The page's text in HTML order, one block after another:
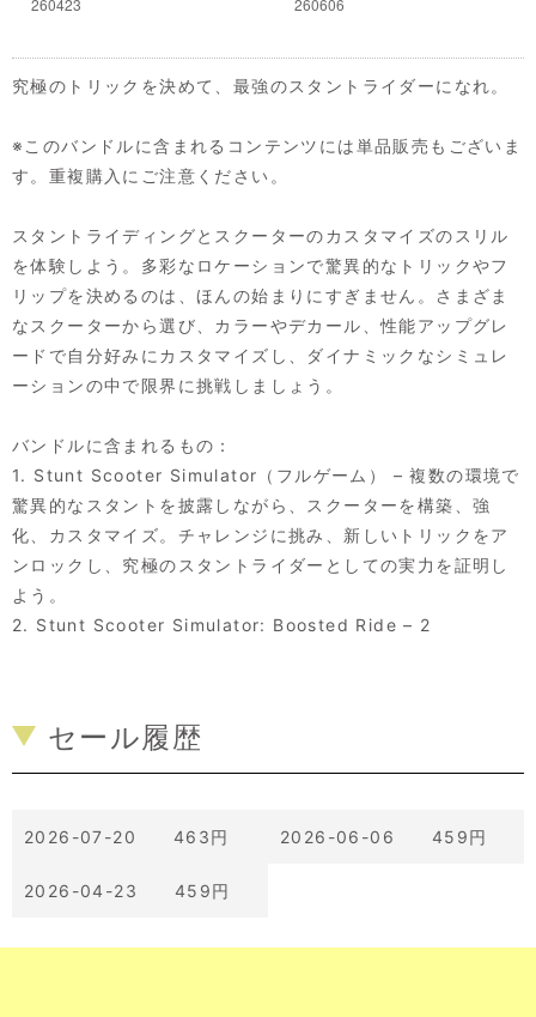
究極のトリックを決めて、最強のスタントライダーになれ。
※このバンドルに含まれるコンテンツには単品販売もございま
す。重複購入にご注意ください。
スタントライディングとスクーターのカスタマイズのスリル
を体験しよう。多彩なロケーションで驚異的なトリックやフ
リップを決めるのは、ほんの始まりにすぎません。さまざま
なスクーターから選び、カラーやデカール、性能アップグレ
ードで自分好みにカスタマイズし、ダイナミックなシミュレ
ーションの中で限界に挑戦しましょう。
バンドルに含まれるもの：
1. Stunt Scooter Simulator（フルゲーム） – 複数の環境で
驚異的なスタントを披露しながら、スクーターを構築、強
化、カスタマイズ。チャレンジに挑み、新しいトリックをア
ンロックし、究極のスタントライダーとしての実力を証明し
よう。
2. Stunt Scooter Simulator: Boosted Ride – 2
セール履歴
2026-07-20 463円 2026-06-06 459円
2026-04-23 459円